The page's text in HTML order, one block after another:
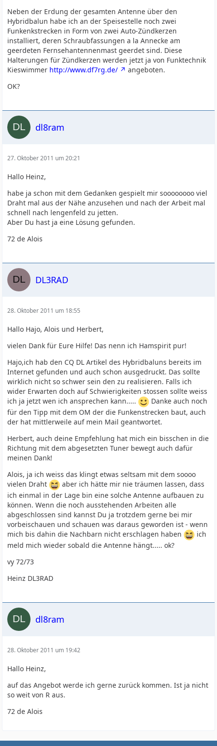
Neben der Erdung der gesamten Antenne über den
Hybridbalun habe ich an der Speisestelle noch zwei
Funkenkstrecken in Form von zwei Auto-Zündkerzen
installiert, deren Schraubfassungen a la Annecke am
geerdeten Fernsehantennenmast geerdet sind. Diese
Halterungen für Zündkerzen werden jetzt ja von Funktechnik
Kieswimmer http://www.df7rg.de/
angeboten.
OK?
dl8ram
27. Oktober 2011 um 20:21
Hallo Heinz,
habe ja schon mit dem Gedanken gespielt mir soooooooo viel
Draht mal aus der Nähe anzusehen und nach der Arbeit mal
schnell nach lengenfeld zu jetten.
Aber Du hast ja eine Lösung gefunden.
72 de Alois
DL3RAD
28. Oktober 2011 um 18:55
Hallo Hajo, Alois und Herbert,
vielen Dank für Eure Hilfe! Das nenn ich Hamspirit pur!
Hajo,ich hab den CQ DL Artikel des Hybridbaluns bereits im
Internet gefunden und auch schon ausgedruckt. Das sollte
wirklich nicht so schwer sein den zu realisieren. Falls ich
wider Erwarten doch auf Schwierigkeiten stossen sollte weiss
ich ja jetzt wen ich ansprechen kann.....
Danke auch noch
für den Tipp mit dem OM der die Funkenstrecken baut, auch
der hat mittlerweile auf mein Mail geantwortet.
Herbert, auch deine Empfehlung hat mich ein bisschen in die
Richtung mit dem abgesetzten Tuner bewegt auch dafür
meinen Dank!
Alois, ja ich weiss das klingt etwas seltsam mit dem soooo
vielen Draht
aber ich hätte mir nie träumen lassen, dass
ich einmal in der Lage bin eine solche Antenne aufbauen zu
können. Wenn die noch ausstehenden Arbeiten alle
abgeschlossen sind kannst Du ja trotzdem gerne bei mir
vorbeischauen und schauen was daraus geworden ist - wenn
mich bis dahin die Nachbarn nicht erschlagen haben
ich
meld mich wieder sobald die Antenne hängt..... ok?
vy 72/73
Heinz DL3RAD
dl8ram
28. Oktober 2011 um 19:42
Hallo Heinz,
auf das Angebot werde ich gerne zurück kommen. Ist ja nicht
so weit von R aus.
72 de Alois